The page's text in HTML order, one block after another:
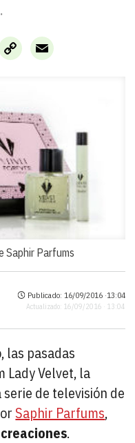
Copy
Link
Email
Saphir Parfums
Publicado: 16/09/2016 ·13:04
Actualizado: 16/09/2016 · 13:04
las pasadas
Lady Velvet, la
de televisión de
Saphir Parfums,
.